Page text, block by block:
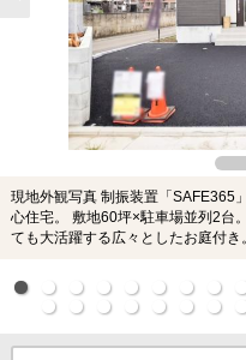
現地外観写真 制振装置「SAFE365
心住宅。 敷地60坪×駐車場並列2台
ても大活躍する広々としたお庭付き。